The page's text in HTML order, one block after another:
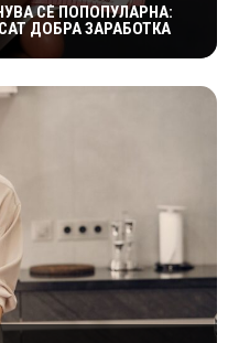
СÈ ПОПОПУЛАРНА:
ДОБРА ЗАРАБОТКА